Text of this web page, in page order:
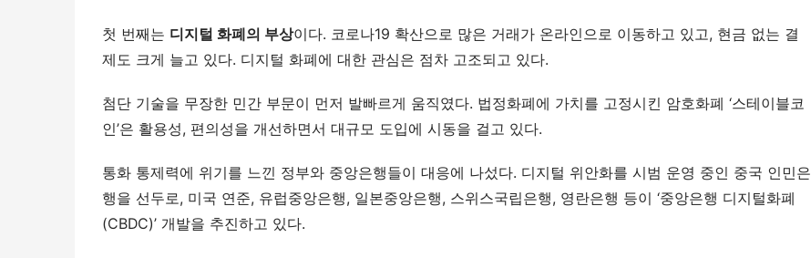
첫 번째는 디지털 화폐의 부상이다. 코로나19 확산으로 많은 거래가 온라인으로 이동하고 있고, 현금 없는 결
제도 크게 늘고 있다. 디지털 화폐에 대한 관심은 점차 고조되고 있다.
첨단 기술을 무장한 민간 부문이 먼저 발빠르게 움직였다. 법정화폐에 가치를 고정시킨 암호화폐 ‘스테이블코
인’은 활용성, 편의성을 개선하면서 대규모 도입에 시동을 걸고 있다.
통화 통제력에 위기를 느낀 정부와 중앙은행들이 대응에 나섰다. 디지털 위안화를 시범 운영 중인 중국 인민은
행을 선두로, 미국 연준, 유럽중앙은행, 일본중앙은행, 스위스국립은행, 영란은행 등이 ‘중앙은행 디지털화폐
(CBDC)’ 개발을 추진하고 있다.